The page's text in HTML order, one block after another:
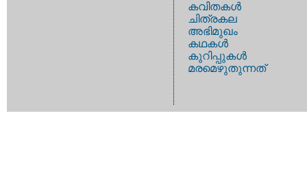
കവിതകള്‍
ചിത്രകല
അഭിമുഖം
കഥകള്‍
കുറിപ്പുകള്‍
മരമെഴുതുന്നത്